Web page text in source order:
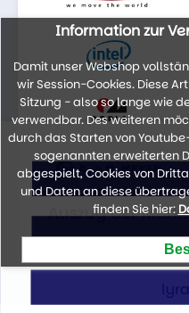
Auszug der
Information zur
Damit unser Webshop
wir Session-Cookies. Diese
Sitzung - also so lange wie
verwendbar. Des weiteren
durch das Starten von
sogenannten erweiterten
abgespielt, Cookies von
und Daten an diese
finden Sie hier: